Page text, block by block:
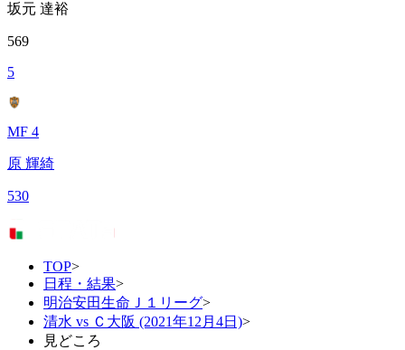
坂元 達裕
569
5
MF 4
原 輝綺
530
TOP>
日程・結果>
明治安田生命Ｊ１リーグ>
清水 vs Ｃ大阪 (2021年12月4日)>
見どころ